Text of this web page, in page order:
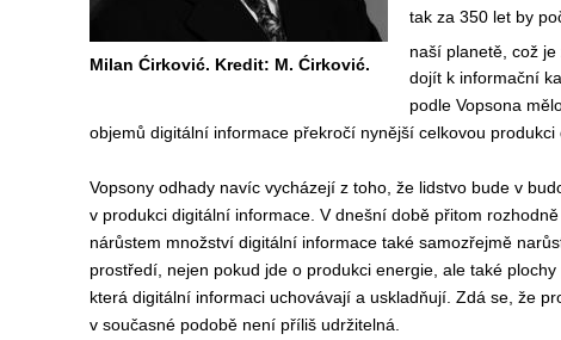
Milan Ćirković. Kredit: M. Ćirković.
tak za 350 let by
naší planetě, což je
dojít k informační
podle Vopsona
objemů digitální informace překročí nynější celkovou produkci
Vopsony odhady navíc vycházejí z toho, že lidstvo bude v
v produkci digitální informace. V dnešní době přitom
nárůstem množství digitální informace také samozřejmě
prostředí, nejen pokud jde o produkci energie, ale také
která digitální informaci uchovávají a uskladňují. Zdá se, že
v současné podobě není příliš udržitelná.